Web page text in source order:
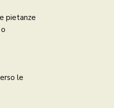
pietanze
o
le